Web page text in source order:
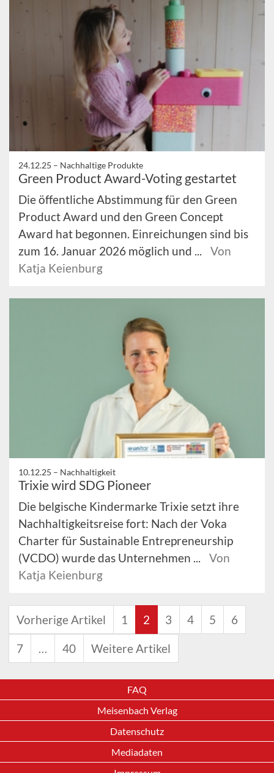
24.12.25 – Nachhaltige Produkte
Green Product Award-Voting gestartet
Die öffentliche Abstimmung für den Green
Product Award und den Green Concept
Award hat begonnen. Einreichungen sind bis
zum 16. Januar 2026 möglich und ...
Von
Katja Keienburg
10.12.25 – Nachhaltigkeit
Trixie wird SDG Pioneer
Die belgische Kindermarke Trixie setzt ihre
Nachhaltigkeitsreise fort: Nach der Voka
Charter für Sustainable Entrepreneurship
(VCDO) wurde das Unternehmen ...
Von
Katja Keienburg
Vorherige Artikel 1 2 3 4 5 6
7 … 40 Weitere Artikel
FAQ
Meisenbach Verlag
Datenschutz
Mediadaten